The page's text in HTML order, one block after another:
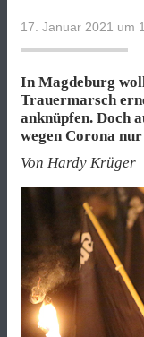
17. Januar 2021 um
In Magdeburg
Trauermarsch
anknüpfen. Doch
wegen Corona
Von Hardy Krüger